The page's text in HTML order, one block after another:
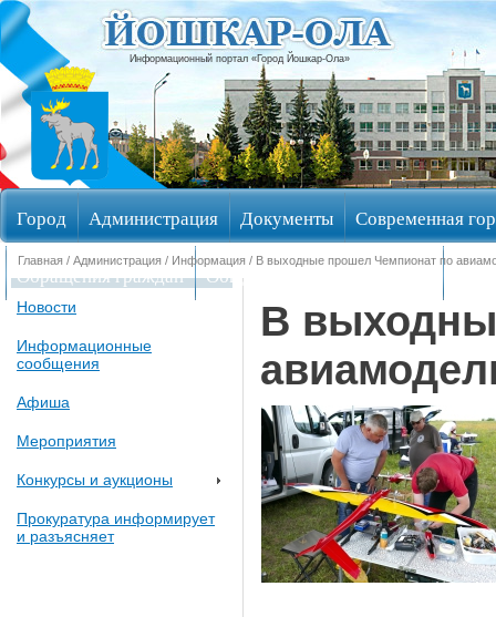
Информационный портал «Город Йошкар-Ола»
Город Администрация Документы Современная
Обращения граждан Общественные обсуждения
Главная / Администрация / Информация / В выходные прошел Чемпионат по
Новости
Информационные
сообщения
Афиша
Мероприятия
Конкурсы и аукционы
Прокуратура информирует
и разъясняет
В